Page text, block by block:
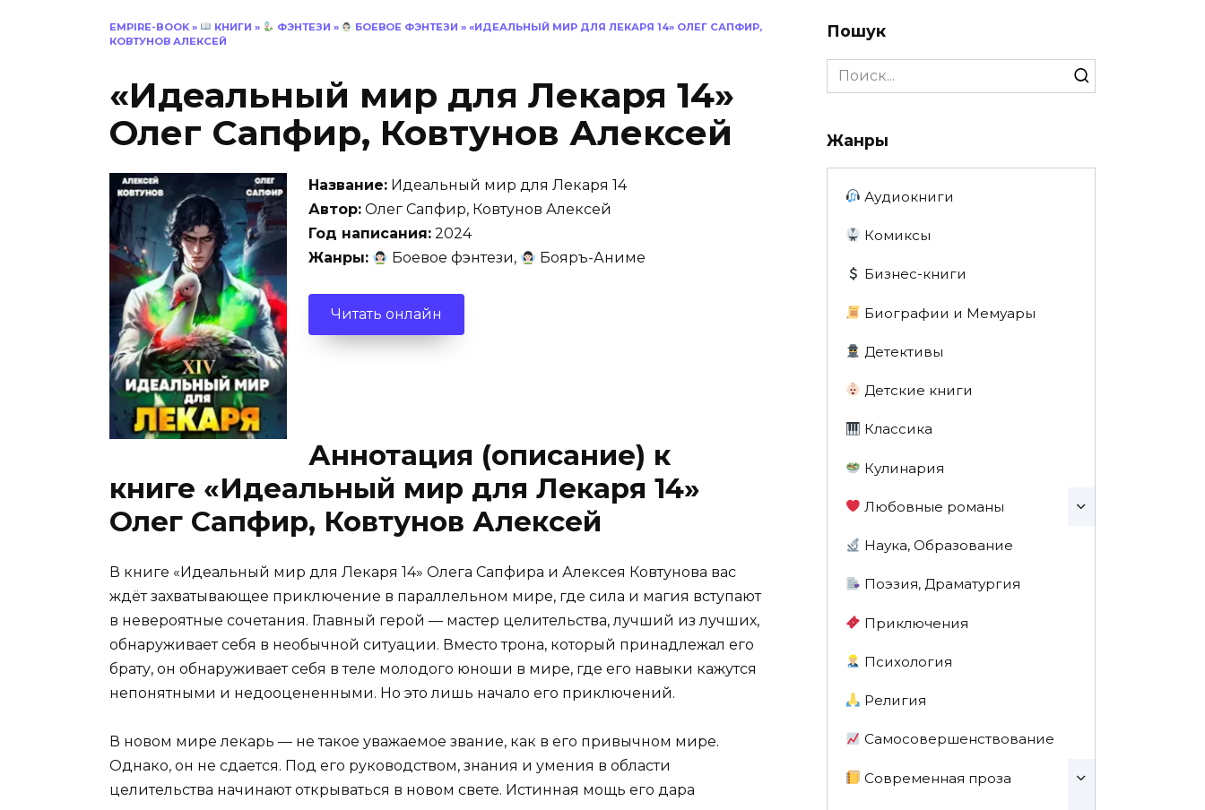
EMPIRE-BOOK » КНИГИ » ФЭНТЕЗИ » БОЕВОЕ ФЭНТЕЗИ »«ИДЕАЛЬНЫЙ МИР ДЛЯ ЛЕКАРЯ 14» ОЛЕГ САПФИР,
КОВТУНОВ АЛЕКСЕЙ
«Идеальный мир для Лекаря 14»
Олег Сапфир, Ковтунов Алексей
Название: Идеальный мир для Лекаря 14
Автор: Олег Сапфир, Ковтунов Алексей
Год написания: 2024
Жанры:
Боевое фэнтези, Бояръ-Аниме
Читать онлайн
Аннотация (описание) к
книге «Идеальный мир для Лекаря 14»
Олег Сапфир, Ковтунов Алексей
В книге «Идеальный мир для Лекаря 14» Олега Сапфира и Алексея Ковтунова вас
ждёт захватывающее приключение в параллельном мире, где сила и магия вступают
в невероятные сочетания. Главный герой — мастер целительства, лучший из лучших,
обнаруживает себя в необычной ситуации. Вместо трона, который принадлежал его
брату, он обнаруживает себя в теле молодого юноши в мире, где его навыки кажутся
непонятными и недооцененными. Но это лишь начало его приключений.
В новом мире лекарь — не такое уважаемое звание, как в его привычном мире.
Однако, он не сдается. Под его руководством, знания и умения в области
целительства начинают открываться в новом свете. Истинная мощь его дара
Пошук
Search
for:
Жанры
Аудиокниги
Комиксы
Бизнес-книги
Биографии и Мемуары
Детективы
Детские книги
Классика
Кулинария
Любовные романы
Наука, Образование
Поэзия, Драматургия
Приключения
Психология
Религия
Самосовершенствование
Современная проза